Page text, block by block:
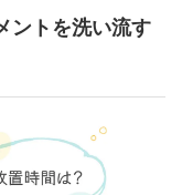
ントを洗い流す